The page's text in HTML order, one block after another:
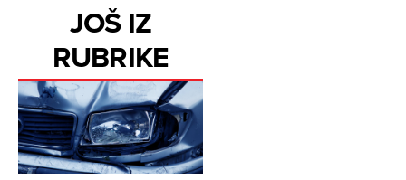
JOŠ IZ
RUBRIKE